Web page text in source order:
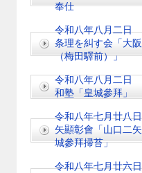
奉仕
令和八年八月二日
条理を糾す会「大
（梅田驛前）」
令和八年八月二日
和塾「皇城參拜」
令和八年七月廿八
矢顯彰會「山口二
城參拜掃苔」
令和八年七月廿六